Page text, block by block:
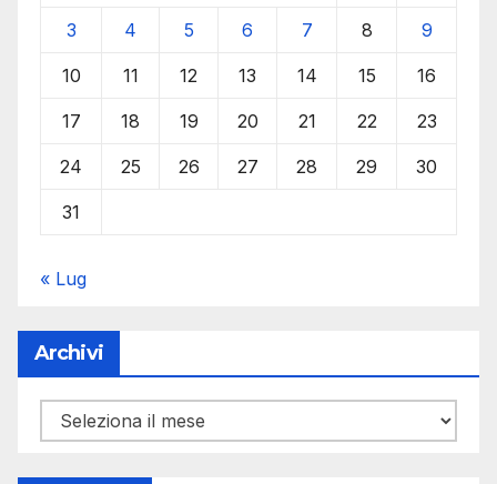
3 4 5 6 7 8 9
10 11 12 13 14 15 16
17 18 19 20 21 22 23
24 25 26 27 28 29 30
31
« Lug
Archivi
Archivi